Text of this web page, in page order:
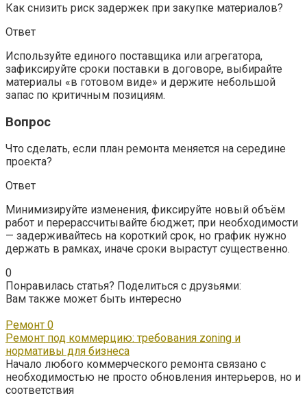
Как снизить риск задержек при закупке материалов?
Ответ
Используйте единого поставщика или агрегатора,
зафиксируйте сроки поставки в договоре, выбирайте
материалы «в готовом виде» и держите небольшой
запас по критичным позициям.
Вопрос
Что сделать, если план ремонта меняется на середине
проекта?
Ответ
Минимизируйте изменения, фиксируйте новый объём
работ и перерассчитывайте бюджет; при необходимости
— задерживайтесь на короткий срок, но график нужно
держать в рамках, иначе сроки вырастут существенно.
0
Понравилась статья? Поделиться с друзьями:
Вам также может быть интересно
Ремонт 0
Ремонт под коммерцию: требования zoning и
нормативы для бизнеса
Начало любого коммерческого ремонта связано с
необходимостью не просто обновления интерьеров, но и
соответствия